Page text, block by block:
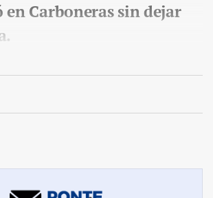
en Carboneras sin dejar